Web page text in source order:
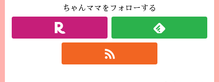
ちゃんママをフォローする